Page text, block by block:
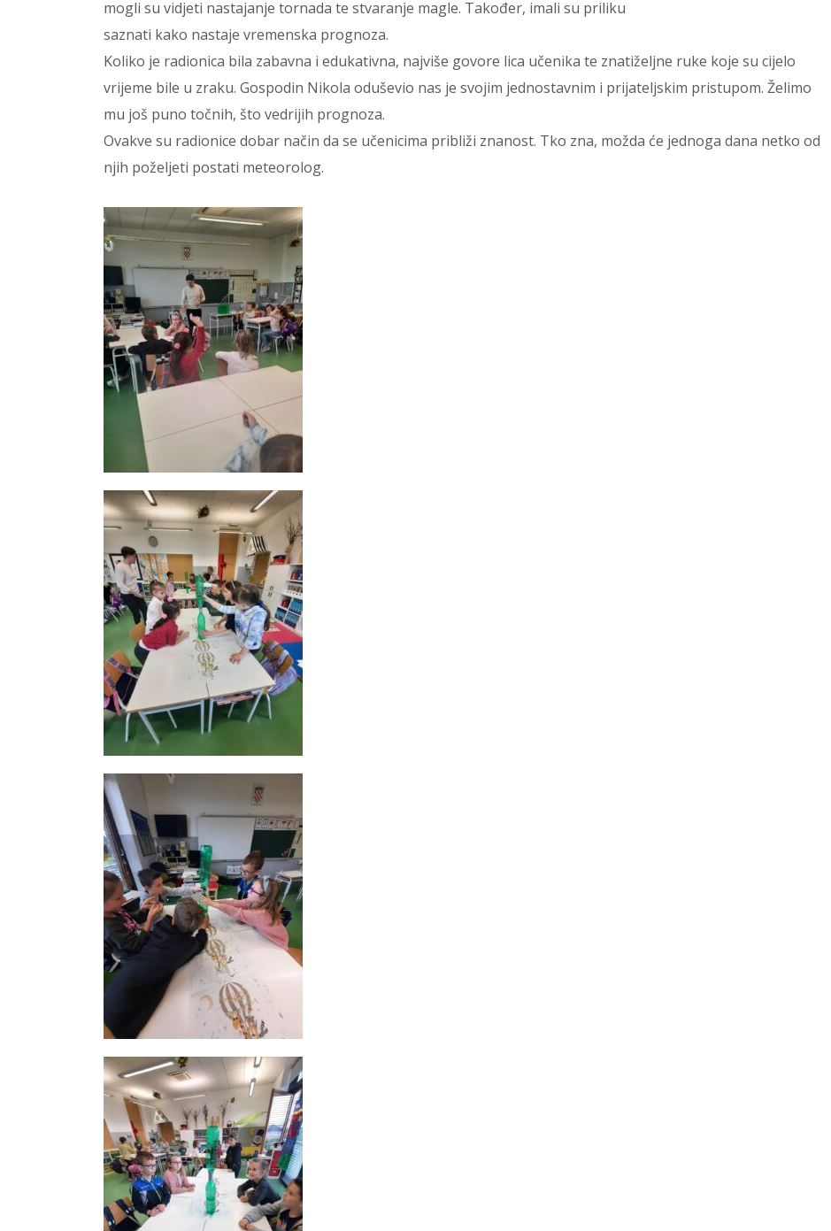
mogli su vidjeti nastajanje tornada te stvaranje magle. Također, imali su priliku
saznati kako nastaje vremenska prognoza.
Koliko je radionica bila zabavna i edukativna, najviše govore lica učenika te znatiželjne ruke koje su cijelo
vrijeme bile u zraku. Gospodin Nikola oduševio nas je svojim jednostavnim i prijateljskim pristupom. Želimo
mu još puno točnih, što vedrijih prognoza.
Ovakve su radionice dobar način da se učenicima približi znanost. Tko zna, možda će jednoga dana netko od
njih poželjeti postati meteorolog.